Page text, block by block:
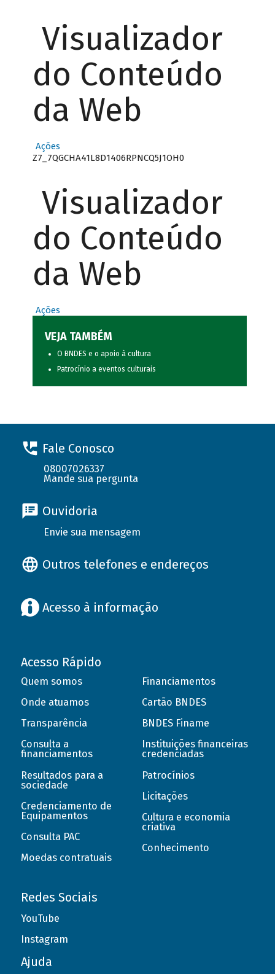
Visualizador
do Conteúdo
da Web
Ações
Z7_7QGCHA41L8D1406RPNCQ5J1OH0
Visualizador
do Conteúdo
da Web
Ações
VEJA TAMBÉM
O BNDES e o apoio à cultura
Patrocínio a eventos culturais
Fale Conosco
08007026337
Mande sua pergunta
Ouvidoria
Envie sua mensagem
Outros telefones e endereços
Acesso à informação
Acesso Rápido
Quem somos
Onde atuamos
Transparência
Consulta a
financiamentos
Resultados para a
sociedade
Credenciamento de
Equipamentos
Consulta PAC
Moedas contratuais
Financiamentos
Cartão BNDES
BNDES Finame
Instituições financeiras
credenciadas
Patrocínios
Licitações
Cultura e economia
criativa
Conhecimento
Redes Sociais
YouTube
Instagram
Ajuda